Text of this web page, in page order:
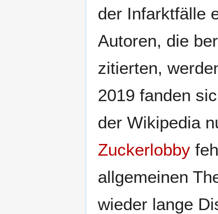
der Infarktfälle
Autoren, die
zitierten,
2019 fanden
der Wikipedia
Zuckerlobby
allgemeinen
wieder lange